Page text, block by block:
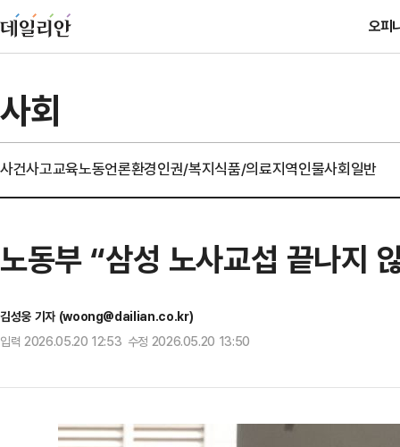
오피
사회
사건사고교육노동언론환경인권/복지식품/의료지역인물사회일반
노동부 “삼성 노사교섭 끝나지
김성웅 기자 (woong@dailian.co.kr)
입력 2026.05.20 12:53 수정 2026.05.20 13:50